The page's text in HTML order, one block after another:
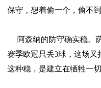
保守，想着偷一个，偷不到
阿森纳的防守确实稳。
赛季欧冠只丢3球，这场
这种稳，是建立在牺牲一